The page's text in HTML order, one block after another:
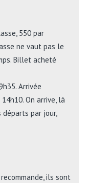
550 par
ne vaut pas le
Billet acheté
Arrivée
On arrive, là
départs par jour,
ils sont